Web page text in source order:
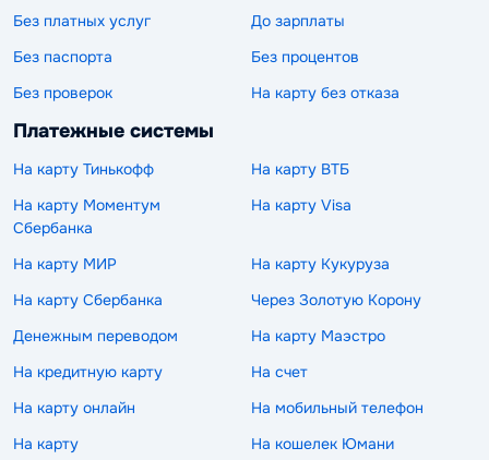
Без платных услуг
До зарплаты
Без паспорта
Без процентов
Без проверок
На карту без отказа
Платежные системы
На карту Тинькофф
На карту ВТБ
На карту Моментум
Сбербанка
На карту Visa
На карту МИР
На карту Кукуруза
На карту Сбербанка
Через Золотую Корону
Денежным переводом
На карту Маэстро
На кредитную карту
На счет
На карту онлайн
На мобильный телефон
На карту
На кошелек Юмани